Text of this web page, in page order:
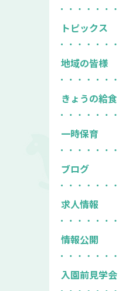
トピックス
地域の皆様
きょうの給食
一時保育
ブログ
求人情報
情報公開
入園前見学会